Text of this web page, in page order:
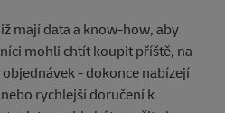
mají data a know-how, aby
mohli chtít koupit příště, na
- dokonce nabízejí
rychlejší doručení k